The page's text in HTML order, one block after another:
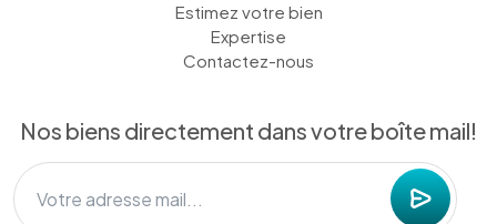
Estimez votre bien
Expertise
Contactez-nous
Nos biens directement dans votre boîte mail!